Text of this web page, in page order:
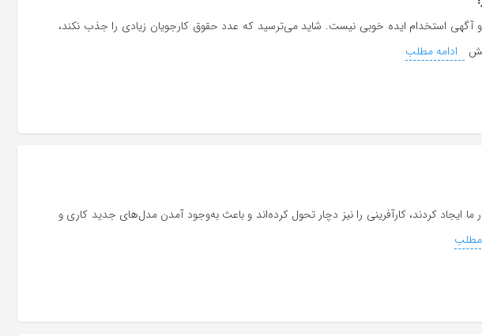
استخدام ایده خوبی نیست. شاید می‌ترسید که عدد حقوق کارجویان زیادی را جذب نکند،
ادامه مطلب
ایجاد کردند، کارآفرینی را نیز دچار تحول کرده‌اند و باعث به‌وجود آمدن مدل‌های جدید کاری و
مطلب